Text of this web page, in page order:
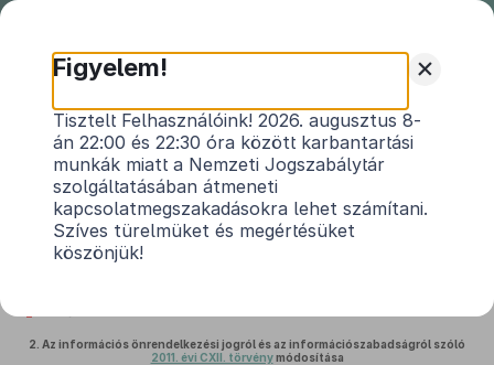
2023. évi CXV. törvény
egyes hatósági kérdésekről1
Hatályos: 2024. 07. 02. – 2024. 07. 02.
A környezet védelmének általános szabályairól szóló
2. Az információs önrendelkezési jogról és az információszabadságról szóló
2011. évi CXII. törvénymódosítása
+
Figyelem!
Tisztelt Felhasználóink! 2026. augusztus 8-
án 22:00 és 22:30 óra között karbantartási
munkák miatt a Nemzeti Jogszabálytár
szolgáltatásában átmeneti
kapcsolatmegszakadásokra lehet számítani.
Szíves türelmüket és megértésüket
köszönjük!